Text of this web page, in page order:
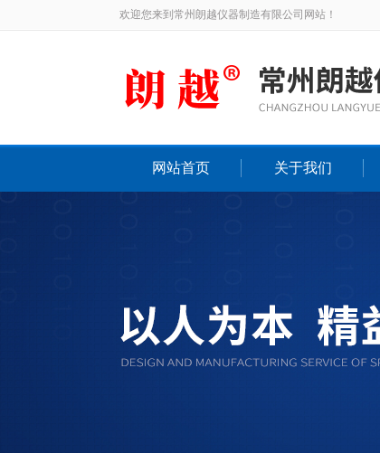
欢迎您来到常州朗越仪器制造有限公司网站！
网站首页 关于我们